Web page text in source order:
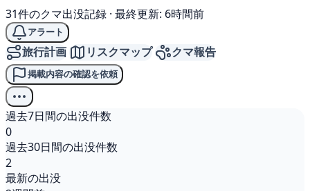
31件のクマ出没記録 · 最終更新: 6時間前
アラート
旅行計画 リスクマップ クマ報告
掲載内容の確認を依頼
過去7日間の出没件数
0
過去30日間の出没件数
2
最新の出没